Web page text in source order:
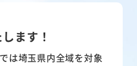
ます！
は埼玉県内全域を対象